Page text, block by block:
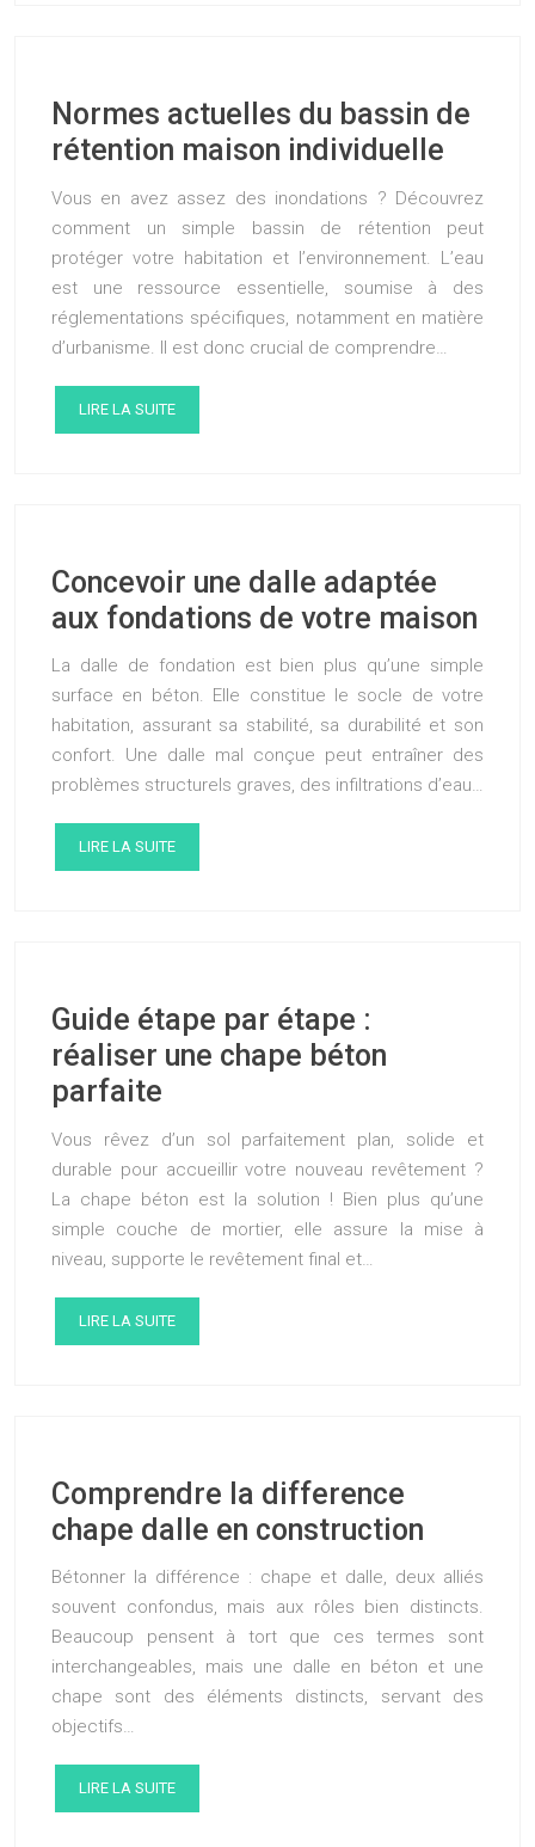
Normes actuelles du bassin de
rétention maison individuelle
Vous en avez assez des inondations ? Découvrez
comment un simple bassin de rétention peut
protéger votre habitation et l’environnement. L’eau
est une ressource essentielle, soumise à des
réglementations spécifiques, notamment en matière
d’urbanisme. Il est donc crucial de comprendre…
LIRE LA SUITE
Concevoir une dalle adaptée
aux fondations de votre maison
La dalle de fondation est bien plus qu’une simple
surface en béton. Elle constitue le socle de votre
habitation, assurant sa stabilité, sa durabilité et son
confort. Une dalle mal conçue peut entraîner des
problèmes structurels graves, des infiltrations d’eau…
LIRE LA SUITE
Guide étape par étape :
réaliser une chape béton
parfaite
Vous rêvez d’un sol parfaitement plan, solide et
durable pour accueillir votre nouveau revêtement ?
La chape béton est la solution ! Bien plus qu’une
simple couche de mortier, elle assure la mise à
niveau, supporte le revêtement final et…
LIRE LA SUITE
Comprendre la difference
chape dalle en construction
Bétonner la différence : chape et dalle, deux alliés
souvent confondus, mais aux rôles bien distincts.
Beaucoup pensent à tort que ces termes sont
interchangeables, mais une dalle en béton et une
chape sont des éléments distincts, servant des
objectifs…
LIRE LA SUITE